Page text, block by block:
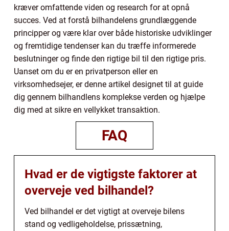
kræver omfattende viden og research for at opnå
succes. Ved at forstå bilhandelens grundlæggende
principper og være klar over både historiske udviklinger
og fremtidige tendenser kan du træffe informerede
beslutninger og finde den rigtige bil til den rigtige pris.
Uanset om du er en privatperson eller en
virksomhedsejer, er denne artikel designet til at guide
dig gennem bilhandlens komplekse verden og hjælpe
dig med at sikre en vellykket transaktion.
FAQ
Hvad er de vigtigste faktorer at
overveje ved bilhandel?
Ved bilhandel er det vigtigt at overveje bilens
stand og vedligeholdelse, prissætning,